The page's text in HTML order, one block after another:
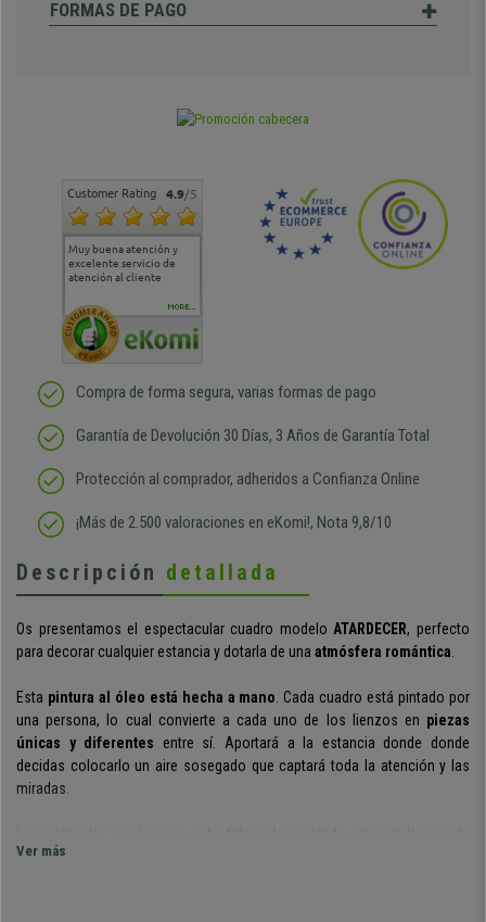
FORMAS DE PAGO
Customer Rating 4.9/5
Muy buena atención y
excelente servicio de
atención al cliente
Muy buena atención de
cara al asesoramiento
Si estoy contento
MORE...
Compra de forma segura, varias formas de pago
Garantía de Devolución 30 Días, 3 Años de Garantía Total
Protección al comprador, adheridos a Confianza Online
¡Más de 2.500 valoraciones en eKomi!, Nota 9,8/10
Descripción detallada
Os presentamos el espectacular cuadro modelo ATARDECER, perfecto
para decorar cualquier estancia y dotarla de una atmósfera romántica
Esta pintura al óleo está hecha a mano .Cada cuadro está pintado por
una persona, lo cual convierte a cada uno de los lienzos en piezas
únicas y diferentes entre sí. Aportará a la estancia donde donde
decidas colocarlo un aire sosegado que captará toda la atención y las
miradas.
gran calidad
Ver más